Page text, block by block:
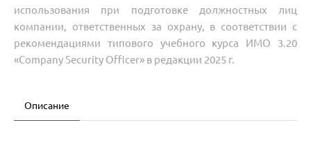
использования при подготовке должностных лиц
компании, ответственных за охрану, в соответствии с
рекомендациями типового учебного курса ИМО 3.20
«Company Security Officer» в редакции 2025 г.
Описание